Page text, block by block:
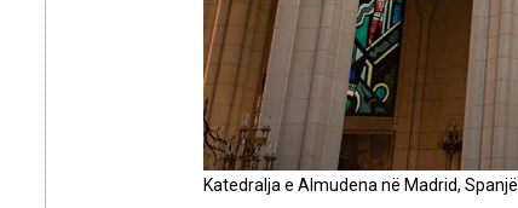
Katedralja e Almudena në Madrid, Spanjë